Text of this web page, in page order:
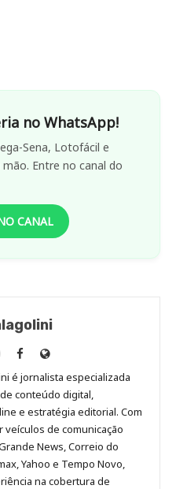
no WhatsApp!
Sena, Lotofácil e
Entre no canal do
CANAL
no
Instagram
Anny
Malagolini
no
Facebook
Site
de
Anny
Malagolini
é jornalista especializada
conteúdo digital,
e estratégia editorial. Com
veículos de comunicação
News, Correio do
Yahoo e Tempo Novo,
na cobertura de